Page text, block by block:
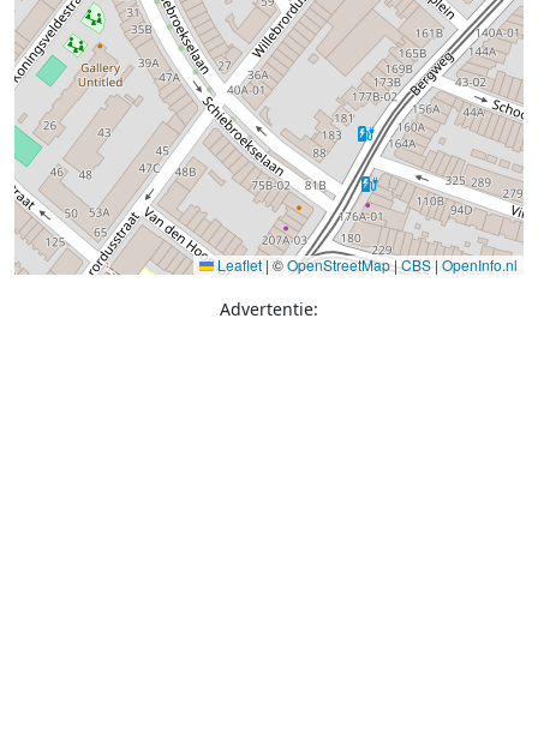
Leaflet |©OpenStreetMap|CBS | OpenInfo.nl
Advertentie: